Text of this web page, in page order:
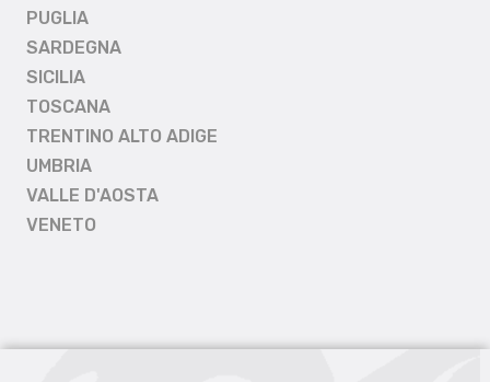
PUGLIA
SARDEGNA
SICILIA
TOSCANA
TRENTINO ALTO ADIGE
UMBRIA
VALLE D'AOSTA
VENETO